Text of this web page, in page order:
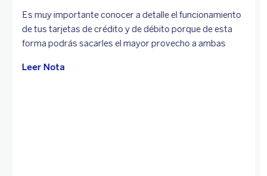
Es muy importante conocer a detalle el funcionamiento
de tus tarjetas de crédito y de débito porque de esta
forma podrás sacarles el mayor provecho a ambas
Leer Nota